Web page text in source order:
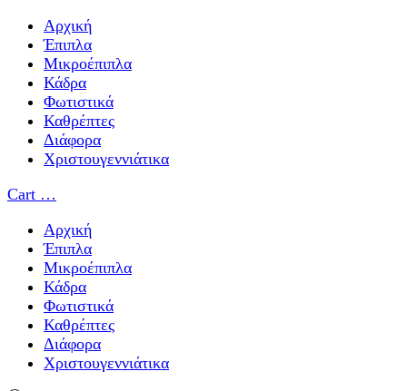
Αρχική
Έπιπλα
Μικροέπιπλα
Κάδρα
Φωτιστικά
Καθρέπτες
Διάφορα
Χριστουγεννιάτικα
Cart …
Αρχική
Έπιπλα
Μικροέπιπλα
Κάδρα
Φωτιστικά
Καθρέπτες
Διάφορα
Χριστουγεννιάτικα